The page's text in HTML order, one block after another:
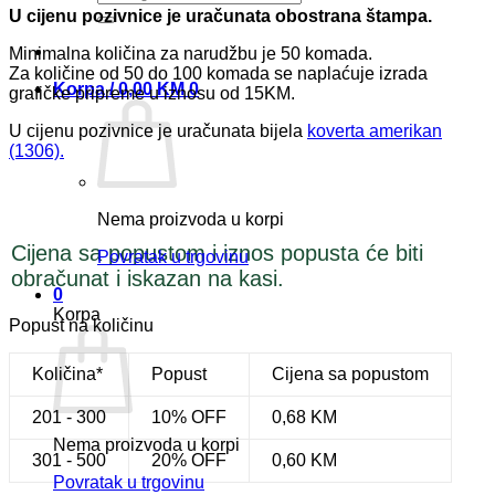
Korpa /0,00KM 0
Nema proizvoda u korpi
Povratak u trgovinu
0
Korpa
Nema proizvoda u korpi
Povratak u trgovinu
U cijenu pozivnice je uračunata obostrana štampa.
Minimalna količina za narudžbu je 50 komada.
Za količine od 50 do 100 komada se naplaćuje izrada
grafičke pripreme u iznosu od 15KM.
U cijenu pozivnice je uračunata bijela koverta amerikan
(1306).
Cijena sa popustom i iznos popusta će biti
obračunat i iskazan na kasi.
Popust na količinu
Količina* Popust Cijena sa popustom
201 - 300 10% OFF 0,68 KM
301 - 500 20% OFF 0,60 KM